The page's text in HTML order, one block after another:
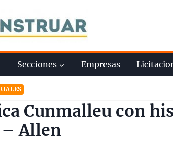
Secciones Empresas
Cunmalleu con
Allen